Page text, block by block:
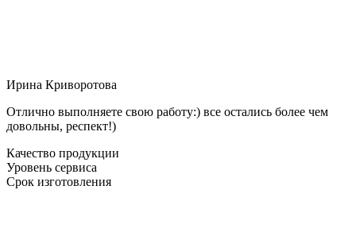
Ирина Криворотова
Отлично выполняете свою работу:) все остались более чем
довольны, респект!)
Качество продукции
Уровень сервиса
Срок изготовления